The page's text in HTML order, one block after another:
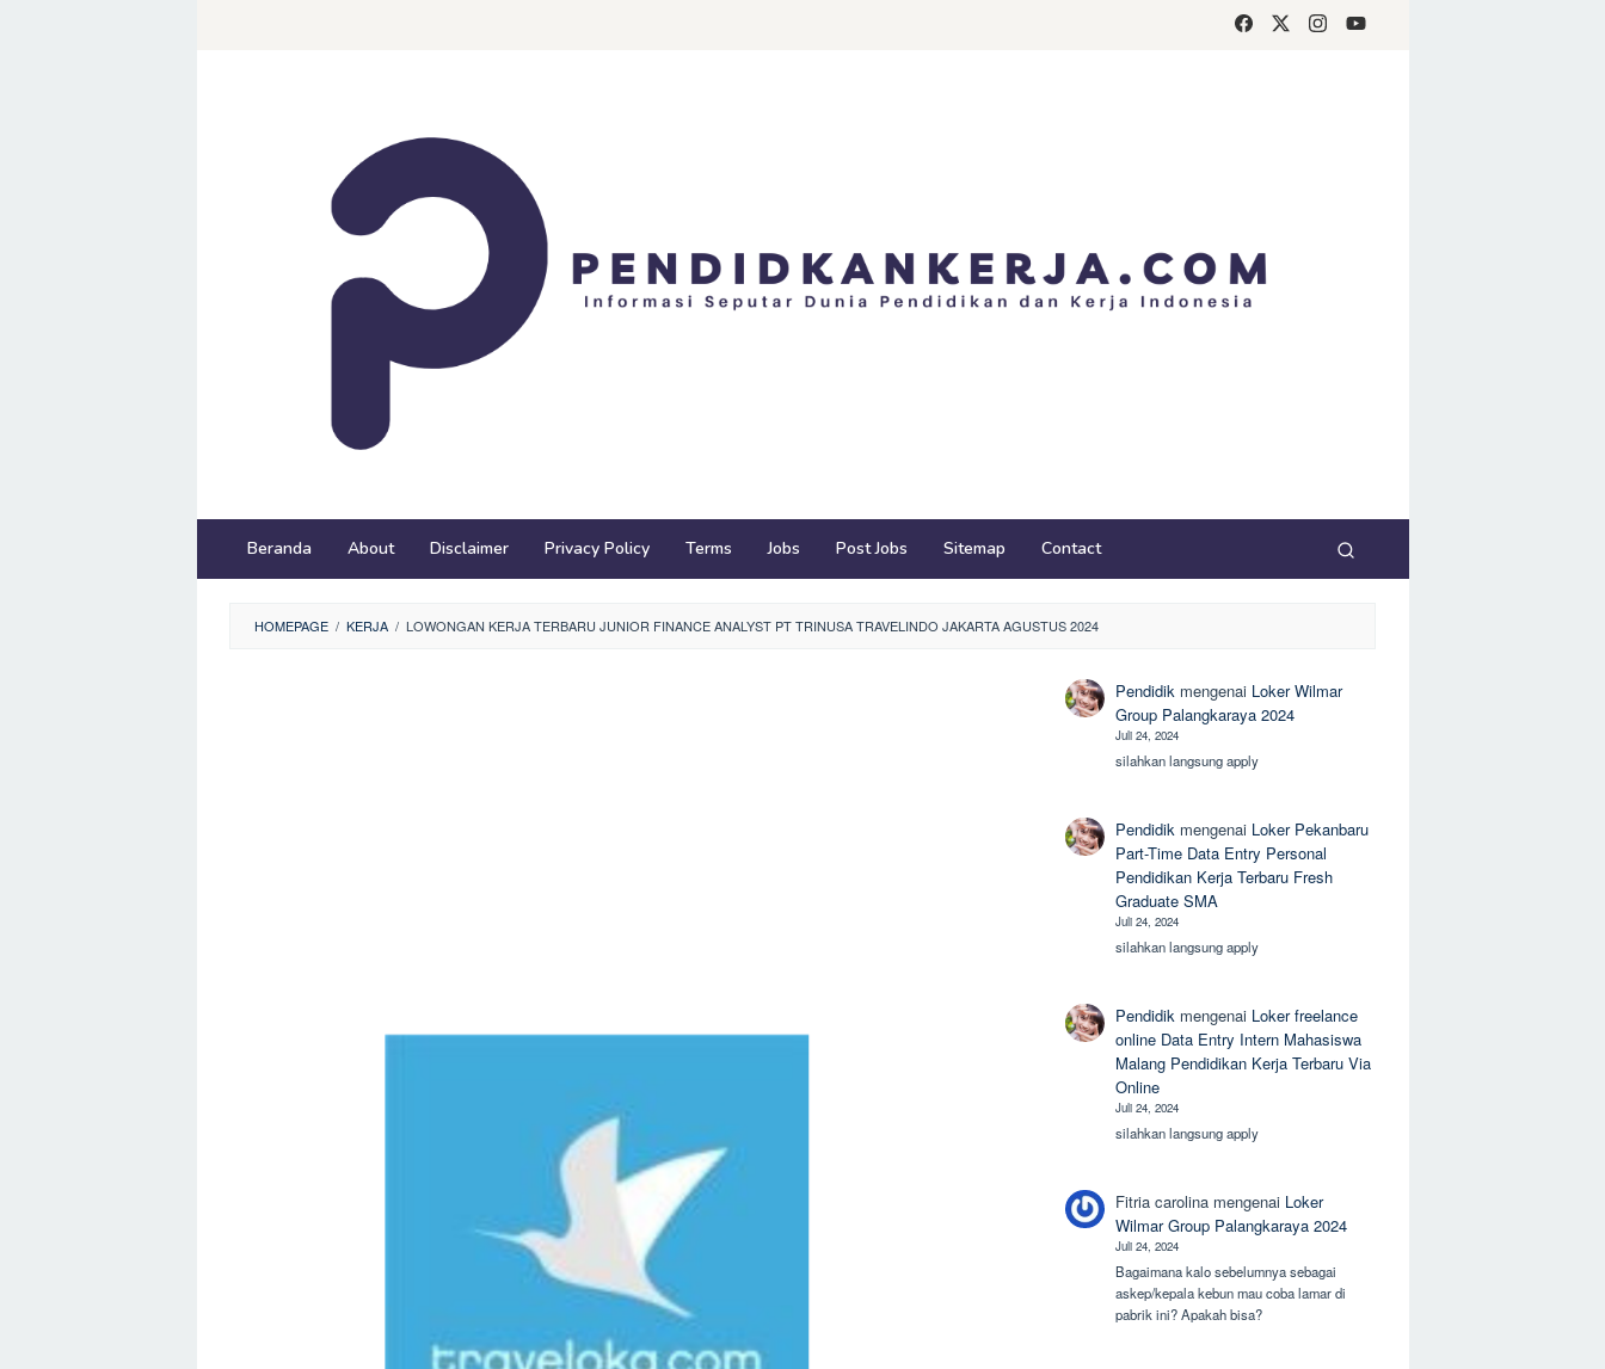
Beranda About Disclaimer Privacy Policy Terms Jobs Post Jobs Sitemap Contact
HOMEPAGE / KERJA / LOWONGAN KERJA TERBARU JUNIOR FINANCE ANALYST PT TRINUSA TRAVELINDO JAKARTA AGUSTUS 2024
Pendidik mengenai Loker Wilmar
Group Palangkaraya 2024
Juli 24, 2024
silahkan langsung apply
Pendidik mengenai Loker Pekanbaru
Part-Time Data Entry Personal
Pendidikan Kerja Terbaru Fresh
Graduate SMA
Juli 24, 2024
silahkan langsung apply
Pendidik mengenai Loker freelance
online Data Entry Intern Mahasiswa
Malang Pendidikan Kerja Terbaru Via
Online
Juli 24, 2024
silahkan langsung apply
Fitria carolina mengenai Loker
Wilmar Group Palangkaraya 2024
Juli 24, 2024
Bagaimana kalo sebelumnya sebagai
askep/kepala kebun mau coba lamar di
pabrik ini? Apakah bisa?